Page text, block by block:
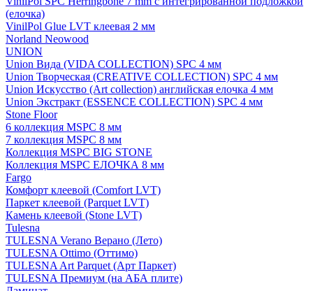
(елочка)
VinilPol Glue LVT клеевая 2 мм
Norland Neowood
UNION
Union Вида (VIDA COLLECTION) SPC 4 мм
Union Творческая (CREATIVE COLLECTION) SPC 4 мм
Union Искусство (Art collection) английская елочка 4 мм
Union Экстракт (ESSENCE COLLECTION) SPC 4 мм
Stone Floor
6 коллекция MSPC 8 мм
7 коллекция MSPC 8 мм
Коллекция MSPC BIG STONE
Коллекция MSPC ЕЛОЧКА 8 мм
Fargo
Комфорт клеевой (Comfort LVT)
Паркет клеевой (Parquet LVT)
Камень клеевой (Stone LVT)
Tulesna
TULESNA Verano Верано (Лето)
TULESNA Ottimo (Оттимо)
TULESNA Art Parquet (Арт Паркет)
TULESNA Премиум (на АБА плите)